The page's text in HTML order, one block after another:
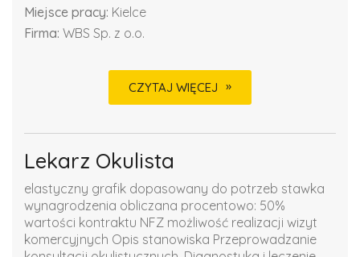
Miejsce pracy: Kielce
Firma: WBS Sp. z o.o.
CZYTAJ WIĘCEJ
Lekarz Okulista
elastyczny grafik dopasowany do potrzeb stawka
wynagrodzenia obliczana procentowo: 50%
wartości kontraktu NFZ możliwość realizacji wizyt
komercyjnych Opis stanowiska Przeprowadzanie